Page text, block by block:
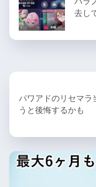
去し
パワアドのリセマラ
うと後悔するかも